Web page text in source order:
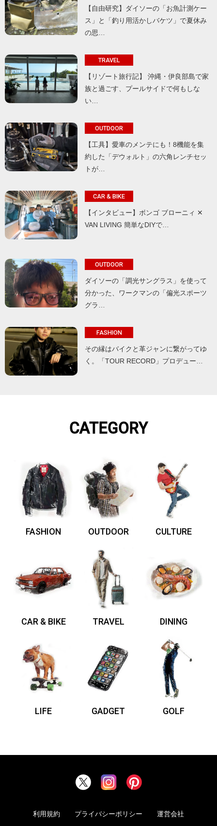
【自由研究】ダイソーの「お魚計測ケー
ス」と「釣り用活かしバケツ」で夏休み
の思…
TRAVEL
【リゾート旅行記】 沖縄・伊良部島で家
族と過ごす、プールサイドで何もしな
い…
OUTDOOR
【工具】愛車のメンテにも！8機能を集
約した「デウォルト」の六角レンチセッ
トが…
CAR & BIKE
【インタビュー】ボンゴ ブローニィ ✕
VAN LIVING 簡単なDIYで…
OUTDOOR
ダイソーの「調光サングラス」を使って
分かった、ワークマンの「偏光スポーツ
グラ…
FASHION
その縁はバイクと革ジャンに繋がってゆ
く。「TOUR RECORD」プロデュー…
CATEGORY
FASHION OUTDOOR CULTURE
CAR & BIKE TRAVEL DINING
LIFE GADGET GOLF
利用規約 プライバシーポリシー 運営会社